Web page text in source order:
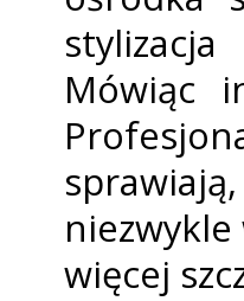
Mówiąc
niezwykle
więcej